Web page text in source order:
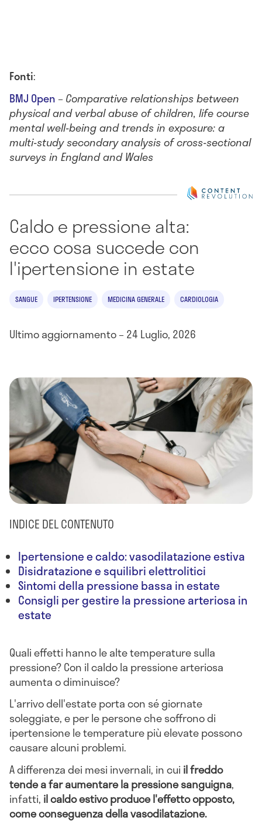
Fonti:
BMJ Open – Comparative relationships between
physical and verbal abuse of children, life course
mental well-being and trends in exposure: a
multi-study secondary analysis of cross-sectional
surveys in England and Wales
Caldo e pressione alta:
ecco cosa succede con
l'ipertensione in estate
SANGUE IPERTENSIONE MEDICINA GENERALE CARDIOLOGIA
Ultimo aggiornamento – 24 Luglio, 2026
INDICE DEL CONTENUTO
Ipertensione e caldo: vasodilatazione estiva
Disidratazione e squilibri elettrolitici
Sintomi della pressione bassa in estate
Consigli per gestire la pressione arteriosa in
estate
Quali effetti hanno le alte temperature sulla
pressione? Con il caldo la pressione arteriosa
aumenta o diminuisce?
L'arrivo dell'estate porta con sé giornate
soleggiate, e per le persone che soffrono di
ipertensione le temperature più elevate possono
causare alcuni problemi.
A differenza dei mesi invernali, in cui il freddo
tende a far aumentare la pressione sanguigna,
infatti, il caldo estivo produce l'effetto opposto,
come conseguenza della vasodilatazione.